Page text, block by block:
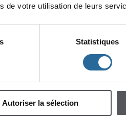
Statistiques
Autoriserlasélection